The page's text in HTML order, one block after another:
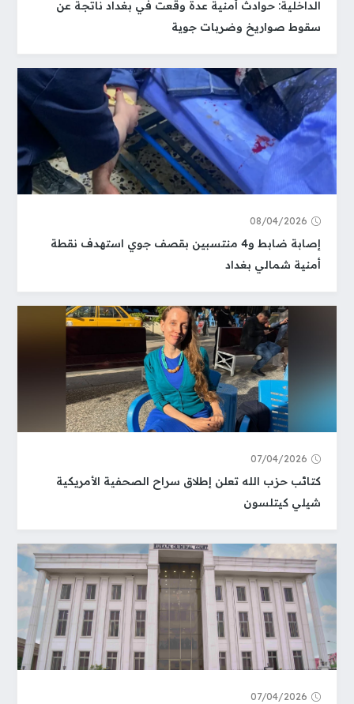
الداخلية: حوادث أمنية عدة وقعت في بغداد ناتجة عن
سقوط صواريخ وضربات جوية
08/04/2026
إصابة ضابط و4 منتسبين بقصف جوي استهدف نقطة
أمنية شمالي بغداد
07/04/2026
كتائب حزب الله تعلن إطلاق سراح الصحفية الأمريكية
شيلي كيتلسون
07/04/2026